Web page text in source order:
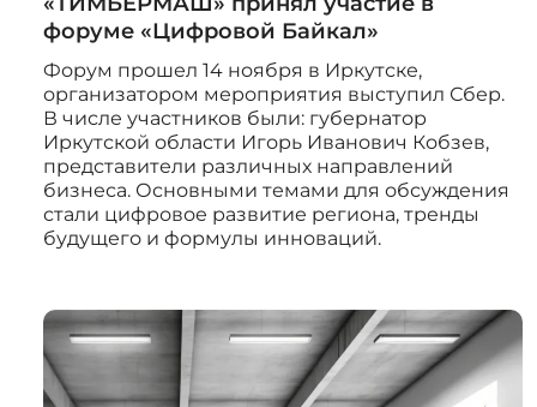
форуме «Цифровой Байкал»
Форум прошел 14 ноября в Иркутске,
организатором мероприятия выступил Сбер.
В числе участников были: губернатор
Иркутской области Игорь Иванович Кобзев,
представители различных направлений
бизнеса. Основными темами для обсуждения
стали цифровое развитие региона, тренды
будущего и формулы инноваций.